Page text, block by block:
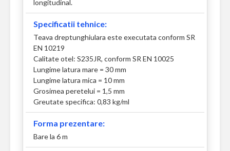
longitudinal.
Specificatii tehnice:
Teava dreptunghiulara este executata conform SR
EN 10219
Calitate otel: S235JR, conform SR EN 10025
Lungime latura mare = 30 mm
Lungime latura mica = 10 mm
Grosimea peretelui = 1,5 mm
Greutate specifica: 0,83 kg/ml
Forma prezentare:
Bare la 6 m